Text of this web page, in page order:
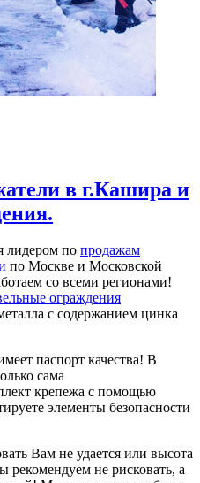
в г.Кашира и
лидером по продажам
по Москве и Московской
со всеми регионами!
ограждения
с содержанием цинка
паспорт качества! В
сама
крепежа с помощью
элементы безопасности
Вам не удается или высота
рекомендуем не рисковать, а